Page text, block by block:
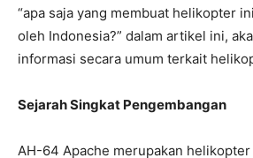
“apa saja yang membuat helikopter
oleh Indonesia?” dalam artikel ini,
informasi secara umum terkait
Sejarah Singkat Pengembangan
AH-64 Apache merupakan